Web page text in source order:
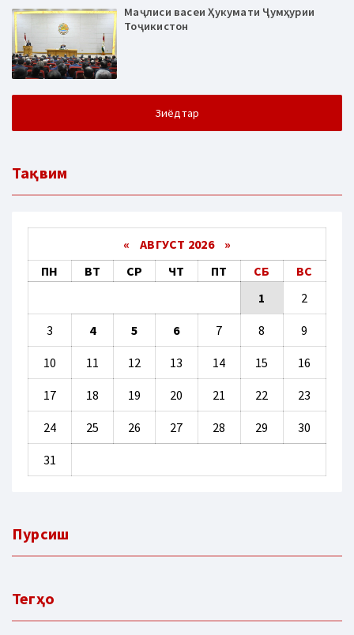
Маҷлиси васеи Ҳукумати Ҷумҳурии
Тоҷикистон
Зиёдтар
Тақвим
« АВГУСТ 2026 »
ПН
ВТ СР ЧТ ПТ СБ
ВС
1
2
3 4 5 6 7 8 9
10 11 12 13 14 15 16
17 18 19 20 21 22 23
24 25 26 27 28 29 30
31
Пурсиш
Тегҳо